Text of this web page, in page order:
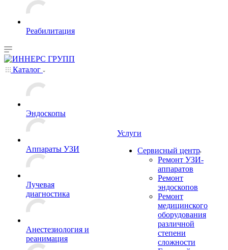
Реабилитация
Каталог
Эндоскопы
Аппараты УЗИ
Лучевая
диагностика
Анестезиология и
реанимация
Услуги
Сервисный центр
Ремонт УЗИ-
аппаратов
Ремонт
эндоскопов
Ремонт
медицинского
оборудования
различной
степени
сложности